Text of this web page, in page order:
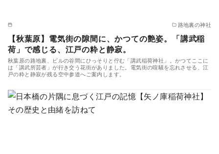
路地裏の神社
【秋葉原】電気街の隙間に、かつての艶姿。「講武稲
荷」で感じる、江戸の粋と静寂。
秋葉原の路地裏、ビルの谷間にひっそりと佇む「講武稲荷神社」。かつてここに
は「講武所芸者」が行き交う花街がありました。電気街の喧騒を忘れさせる、江
戸の粋と静寂が残る空中参道へご案内します。